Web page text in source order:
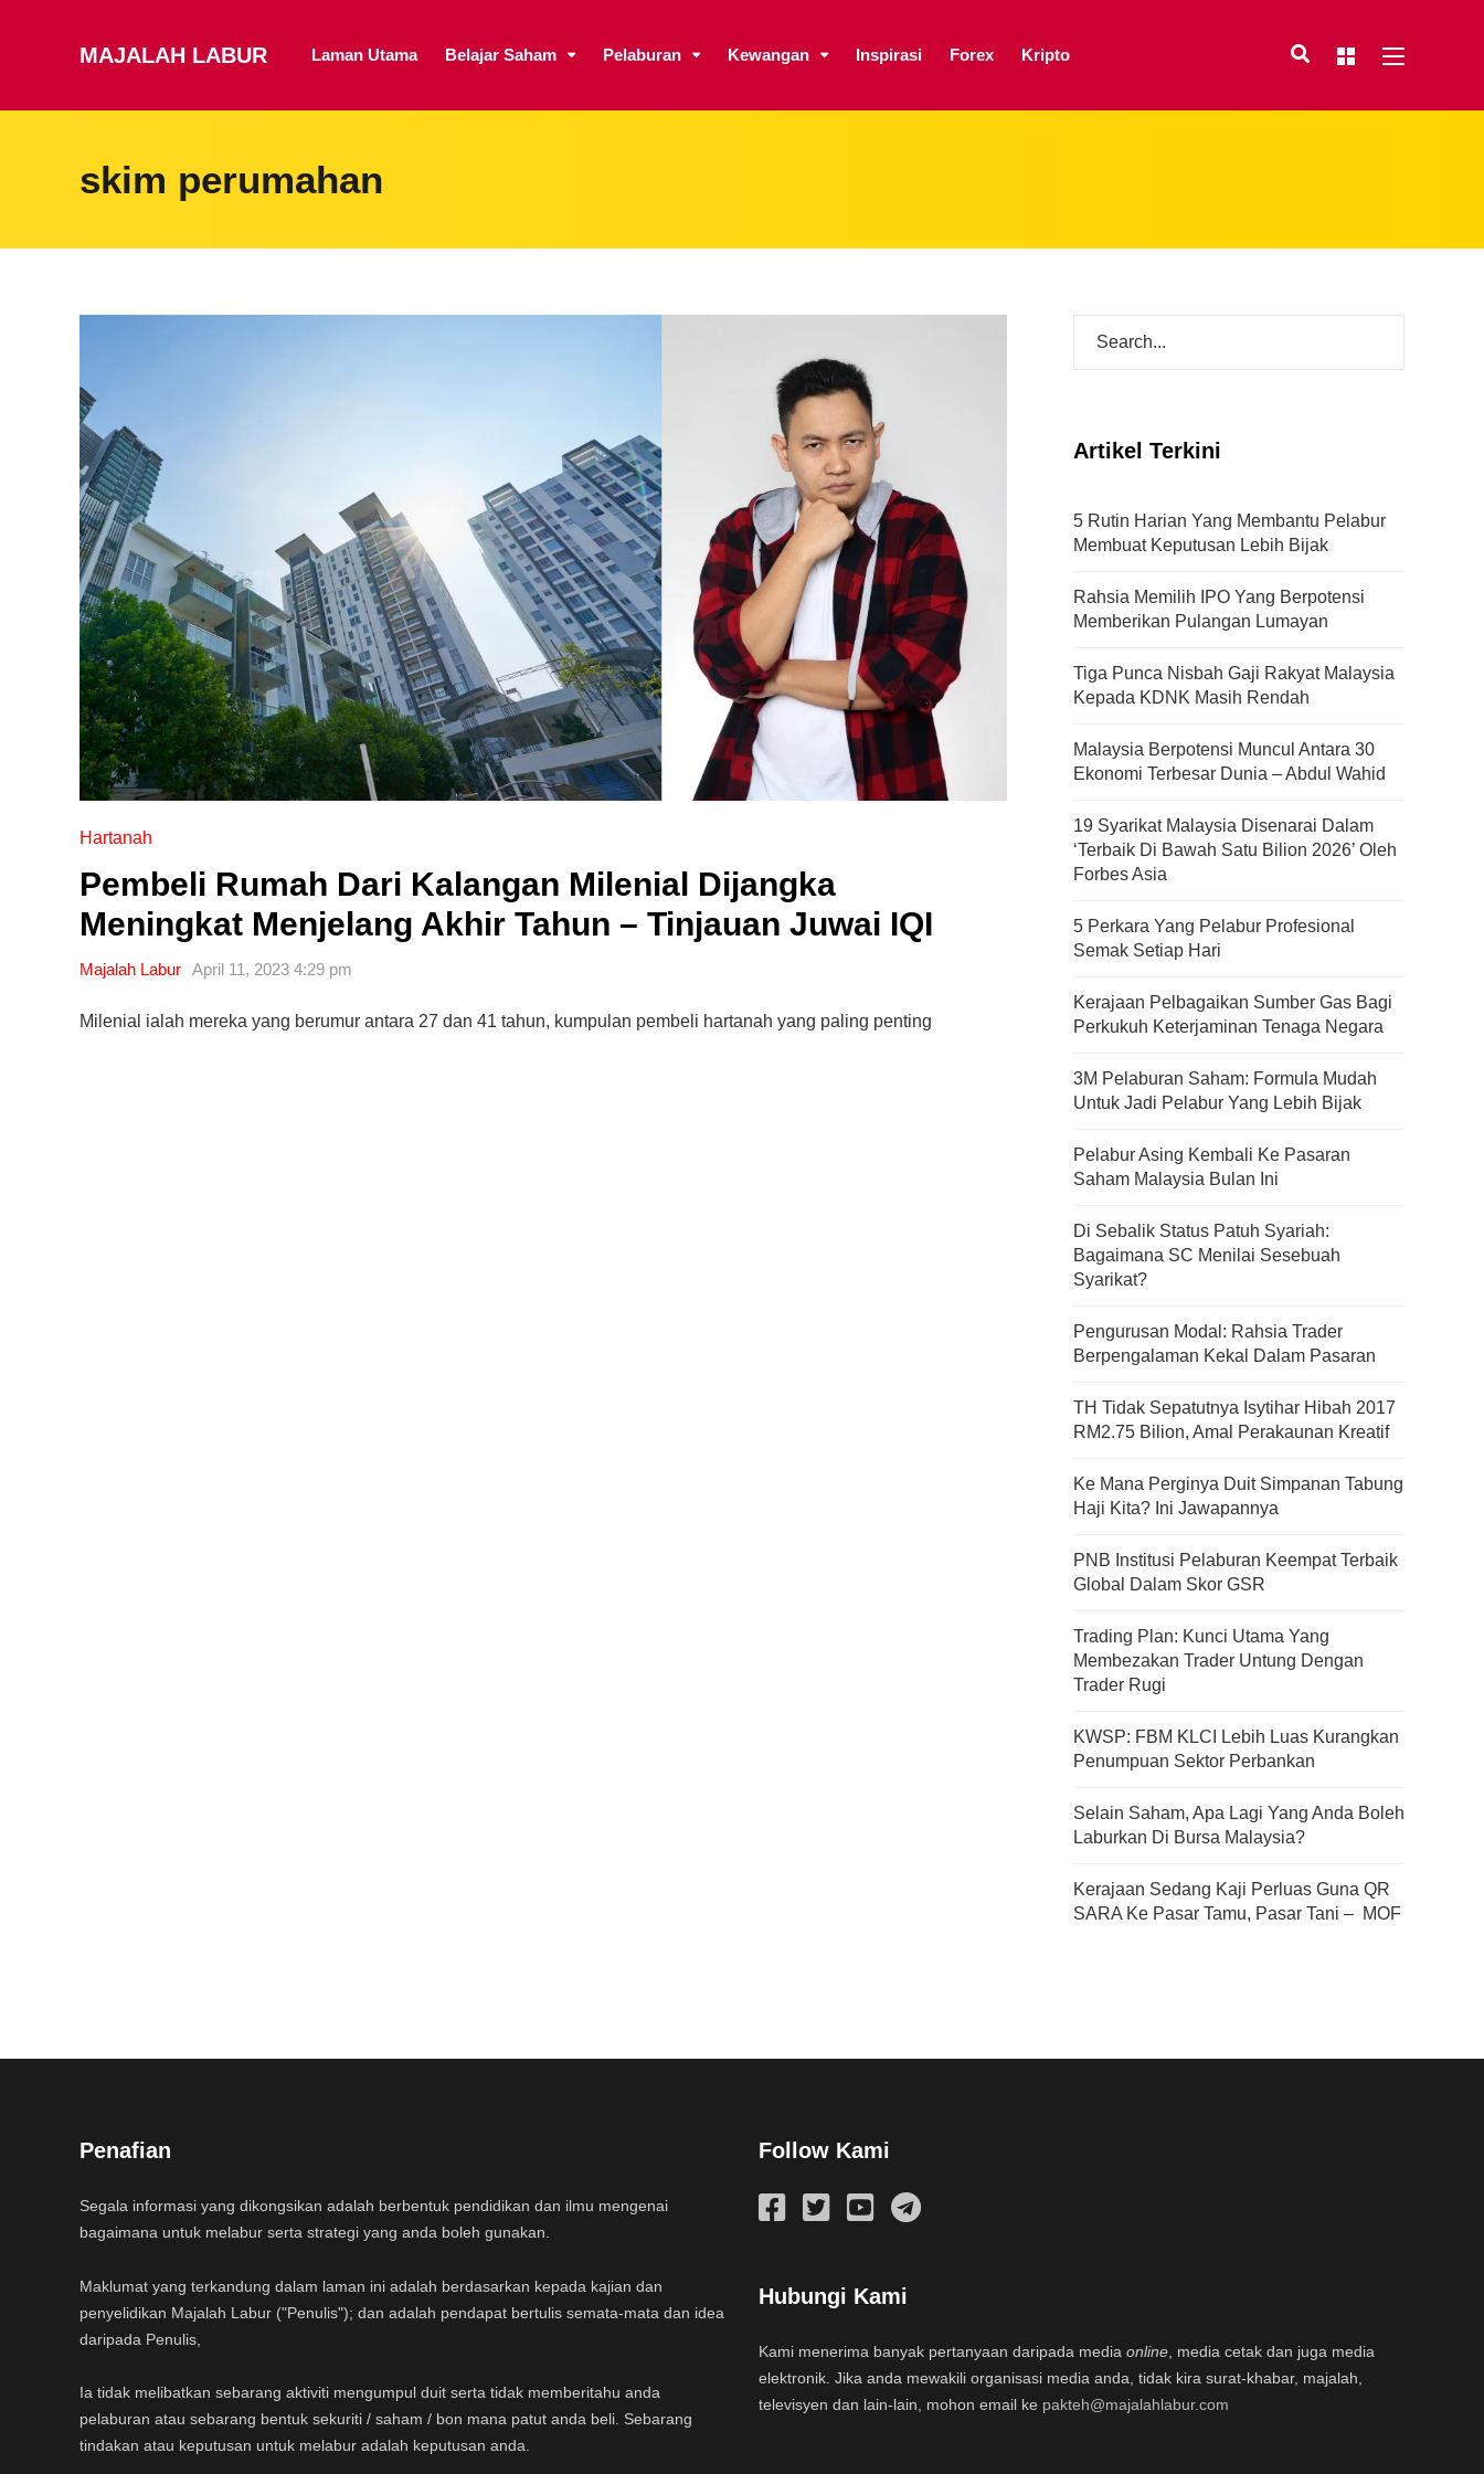
MAJALAH LABUR Laman Utama Belajar Saham Pelaburan Kewangan Inspirasi Forex Kripto
skim perumahan
Hartanah
Pembeli Rumah Dari Kalangan Milenial Dijangka
Meningkat Menjelang Akhir Tahun – Tinjauan Juwai IQI
Majalah Labur April 11, 2023 4:29 pm
Milenial ialah mereka yang berumur antara 27 dan 41 tahun, kumpulan pembeli hartanah yang paling penting
Artikel Terkini
5 Rutin Harian Yang Membantu Pelabur
Membuat Keputusan Lebih Bijak
Rahsia Memilih IPO Yang Berpotensi
Memberikan Pulangan Lumayan
Tiga Punca Nisbah Gaji Rakyat Malaysia
Kepada KDNK Masih Rendah
Malaysia Berpotensi Muncul Antara 30
Ekonomi Terbesar Dunia – Abdul Wahid
19 Syarikat Malaysia Disenarai Dalam
‘Terbaik Di Bawah Satu Bilion 2026’ Oleh
Forbes Asia
5 Perkara Yang Pelabur Profesional
Semak Setiap Hari
Kerajaan Pelbagaikan Sumber Gas Bagi
Perkukuh Keterjaminan Tenaga Negara
3M Pelaburan Saham: Formula Mudah
Untuk Jadi Pelabur Yang Lebih Bijak
Pelabur Asing Kembali Ke Pasaran
Saham Malaysia Bulan Ini
Di Sebalik Status Patuh Syariah:
Bagaimana SC Menilai Sesebuah
Syarikat?
Pengurusan Modal: Rahsia Trader
Berpengalaman Kekal Dalam Pasaran
TH Tidak Sepatutnya Isytihar Hibah 2017
RM2.75 Bilion, Amal Perakaunan Kreatif
Ke Mana Perginya Duit Simpanan Tabung
Haji Kita? Ini Jawapannya
PNB Institusi Pelaburan Keempat Terbaik
Global Dalam Skor GSR
Trading Plan: Kunci Utama Yang
Membezakan Trader Untung Dengan
Trader Rugi
KWSP: FBM KLCI Lebih Luas Kurangkan
Penumpuan Sektor Perbankan
Selain Saham, Apa Lagi Yang Anda Boleh
Laburkan Di Bursa Malaysia?
Kerajaan Sedang Kaji Perluas Guna QR
SARA Ke Pasar Tamu, Pasar Tani – MOF
Penafian
Segala informasi yang dikongsikan adalah berbentuk pendidikan dan ilmu mengenai
bagaimana untuk melabur serta strategi yang anda boleh gunakan.
Maklumat yang terkandung dalam laman ini adalah berdasarkan kepada kajian dan
penyelidikan Majalah Labur ("Penulis"); dan adalah pendapat bertulis semata-mata dan idea
daripada Penulis,
Ia tidak melibatkan sebarang aktiviti mengumpul duit serta tidak memberitahu anda
pelaburan atau sebarang bentuk sekuriti / saham / bon mana patut anda beli. Sebarang
tindakan atau keputusan untuk melabur adalah keputusan anda.
Follow Kami
Hubungi Kami
Kami menerima banyak pertanyaan daripada media online , media cetak dan juga media
elektronik. Jika anda mewakili organisasi media anda, tidak kira surat-khabar, majalah,
televisyen dan lain-lain, mohon email ke pakteh@majalahlabur.com
Kenali Franchisee Disebalik
Family Mart
Apa Itu Fundamental Analysis
Yang Selalu Sifu Saham Sebut